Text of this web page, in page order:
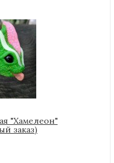
"Хамелеон"
заказ)